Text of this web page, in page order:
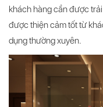
khách hàng cần được
được thiện cảm tốt từ
dụng thường xuyên.